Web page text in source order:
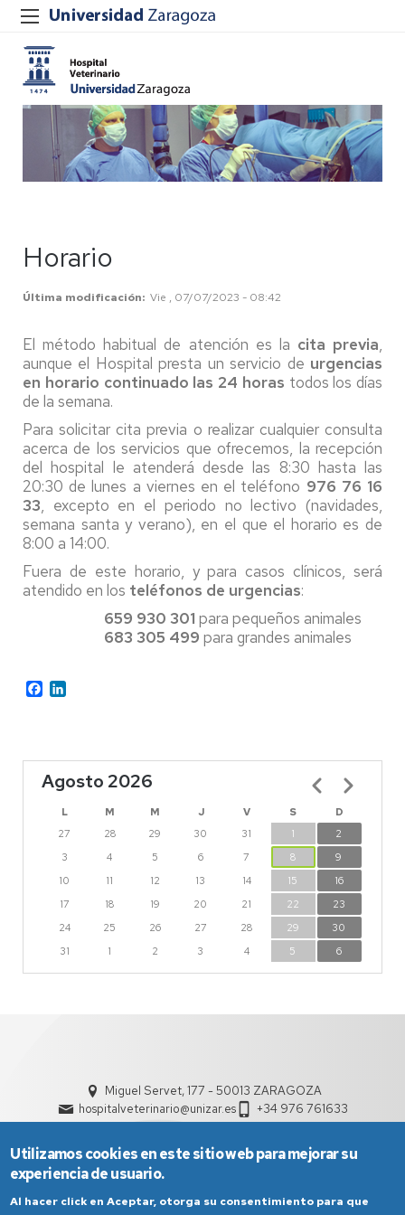
Horario
Última modificación Vie , 07/07/2023 - 08:42
El método habitual de atención es la cita previa,
aunque el Hospital presta un servicio de urgencias
en horario continuado las 24 horas todos los días
de la semana.
Para solicitar cita previa o realizar cualquier consulta
acerca de los servicios que ofrecemos, la recepción
del hospital le atenderá desde las 8:30 hasta las
20:30 de lunes a viernes en el teléfono 976 76 16
33, excepto en el periodo no lectivo (navidades,
semana santa y verano), en el que el horario es de
8:00 a 14:00.
Fuera de este horario, y para casos clínicos, será
atendido en los teléfonos de urgencias:
659 930 301 para pequeños animales
683 305 499 para grandes animales
Facebook
Agosto 2026
L M M J V S
D
27
28 29 30 31 1
2
3
4 5 6 7 8
9
10
11 12 13 14 15
16
17
18 19 20 21 22
23
24
25 26 27 28 29
30
31
1 2 3 4 5 6
Paginación
Miguel Servet, 177 - 50013 ZARAGOZA
hospitalveterinario@unizar.es
+34 976 761633
Utilizamos cookies en este sitio web para mejorar su
experiencia de usuario.
Al hacer click en Aceptar, otorga su consentimiento para que